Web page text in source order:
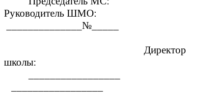
Руководитель ШМО:
______________№_____
Директор
школы: